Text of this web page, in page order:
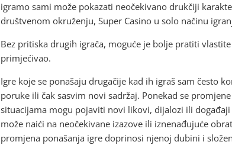
igramo sami može pokazati neočekivano drukčiji
društvenom okruženju, Super Casino u solo načinu
Bez pritiska drugih igrača, moguće je bolje pratiti
primjećivao.
Igre koje se ponašaju drugačije kad ih igraš sam često
poruke ili čak sasvim novi sadržaj. Ponekad se
situacijama mogu pojaviti novi likovi, dijalozi ili
može naići na neočekivane izazove ili iznenađujuće
promjena ponašanja igre doprinosi njenoj dubini i